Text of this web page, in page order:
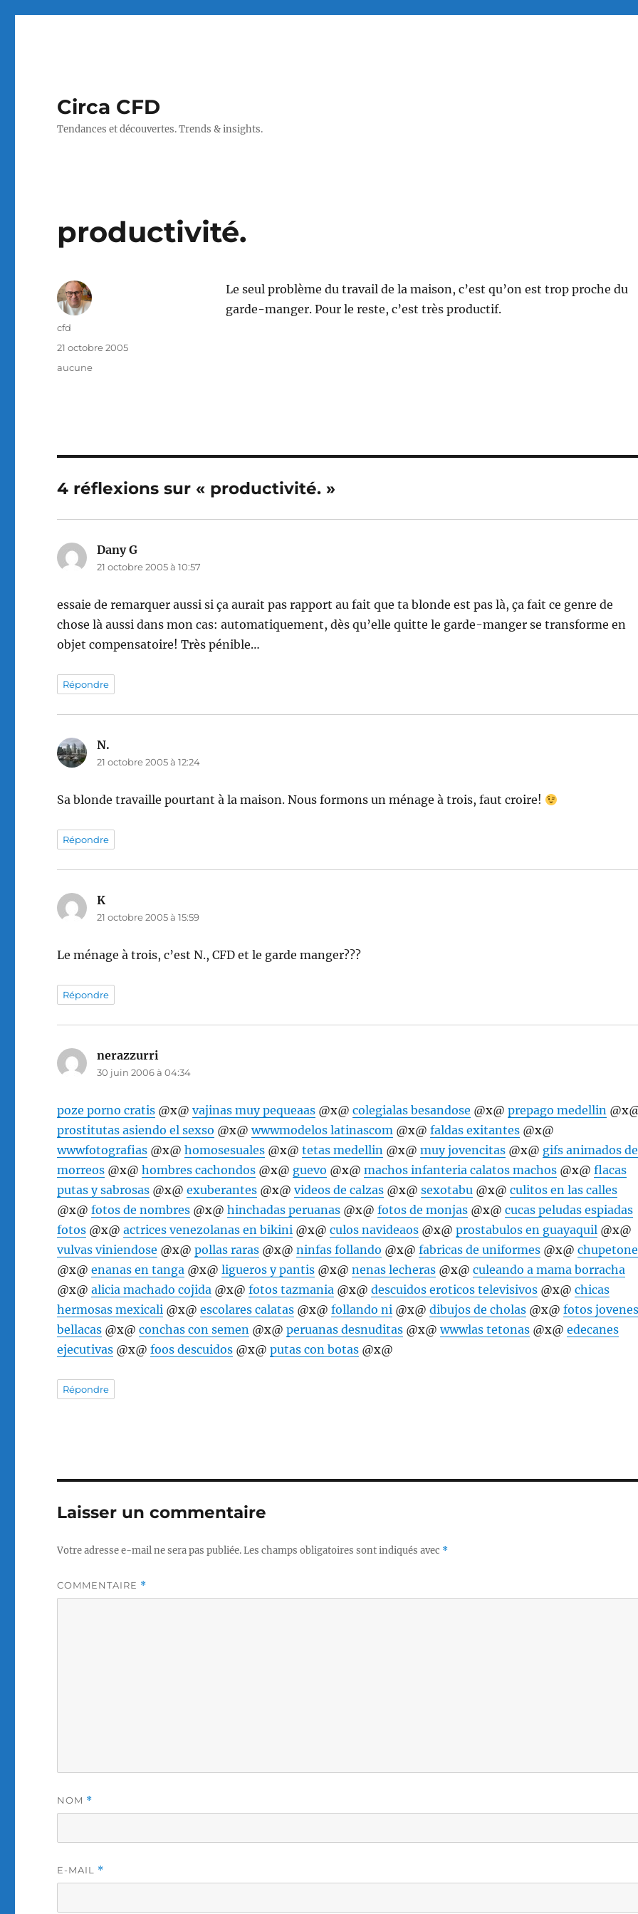
Circa CFD
Tendances et découvertes. Trends & insights.
productivité.
Le seul problème du travail de la maison, c’est qu’on est trop proche du
garde-manger. Pour le reste, c’est très productif.
Auteur
cfd
Publié
21 octobre 2005
Catégories
aucune
4 réflexions sur « productivité. »
Dany G
21 octobre 2005 à 10:57
essaie de remarquer aussi si ça aurait pas rapport au fait que ta blonde est pas là, ça fait ce genre de
chose là aussi dans mon cas: automatiquement, dès qu’elle quitte le garde-manger se transforme en
objet compensatoire! Très pénible…
Répondre
N.
21 octobre 2005 à 12:24
Sa blonde travaille pourtant à la maison. Nous formons un ménage à trois, faut croire!
Répondre
K
21 octobre 2005 à 15:59
Le ménage à trois, c’est N., CFD et le garde manger???
Répondre
nerazzurri
30 juin 2006 à 04:34
poze porno cratis @x@vajinas muy pequeaas @x@colegialas besandose @x@prepago medellin
prostitutas asiendo el sexso @x@wwwmodelos latinascom @x@faldas exitantes @x@
wwwfotografias @x@homosesuales @x@tetas medellin @x@muy jovencitas @x@ gifs animados de
morreos @x@hombres cachondos @x@ guevo @x@machos infanteria calatos machos @x@flacas
putas y sabrosas @x@exuberantes @x@videos de calzas @x@sexotabu @x@culitos en las calles
@x@fotos de nombres @x@hinchadas peruanas @x@fotos de monjas @x@cucas peludas espiadas
fotos @x@actrices venezolanas en bikini @x@culos navideaos @x@prostabulos en guayaquil @x@
vulvas viniendose @x@pollas raras @x@ninfas follando @x@fabricas de uniformes @x@
@x@enanas en tanga @x@ligueros y pantis @x@nenas lecheras @x@culeando a mama borracha
@x@alicia machado cojida @x@fotos tazmania @x@descuidos eroticos televisivos @x@chicas
hermosas mexicali @x@escolares calatas @x@follando ni @x@dibujos de cholas @x@fotos
bellacas @x@conchas con semen @x@peruanas desnuditas @x@wwwlas tetonas @x@edecanes
ejecutivas @x@foos descuidos @x@putas con botas @x@
Répondre
Laisser un commentaire
Votre adresse e-mail ne sera pas publiée.Les champs obligatoires sont indiqués avec *
COMMENTAIRE *
NOM *
E-MAIL *